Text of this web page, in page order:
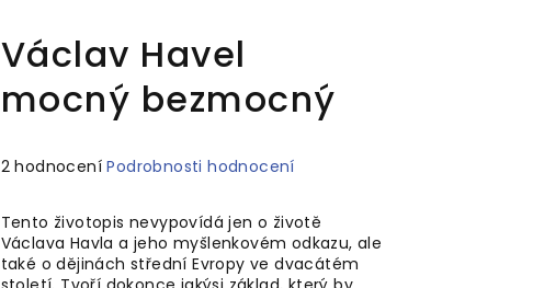
Václav Havel
mocný bezmocný
Průměrné
je
4,5
z
2 hodnocení Podrobnosti hodnocení
Tento životopis nevypovídá jen o životě
Václava Havla a jeho myšlenkovém odkazu, ale
také o dějinách střední Evropy ve dvacátém